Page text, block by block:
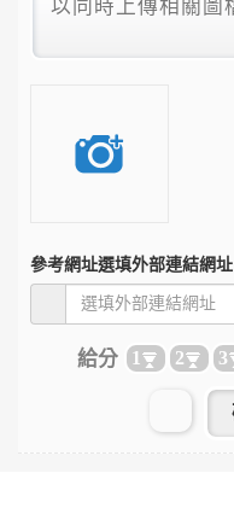
參考網址選填外部連結網址
給分 1 2 3